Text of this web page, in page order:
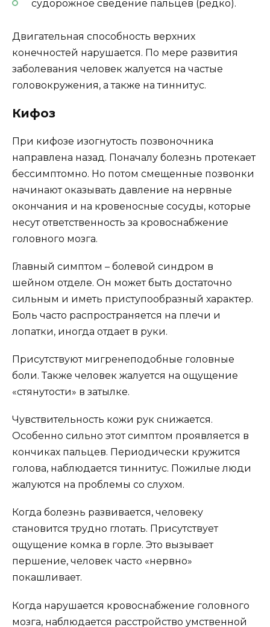
судорожное сведение пальцев (редко).
Двигательная способность верхних
конечностей нарушается. По мере развития
заболевания человек жалуется на частые
головокружения, а также на тиннитус.
Кифоз
При кифозе изогнутость позвоночника
направлена назад. Поначалу болезнь протекает
бессимптомно. Но потом смещенные позвонки
начинают оказывать давление на нервные
окончания и на кровеносные сосуды, которые
несут ответственность за кровоснабжение
головного мозга.
Главный симптом – болевой синдром в
шейном отделе. Он может быть достаточно
сильным и иметь приступообразный характер.
Боль часто распространяется на плечи и
лопатки, иногда отдает в руки.
Присутствуют мигренеподобные головные
боли. Также человек жалуется на ощущение
«стянутости» в затылке.
Чувствительность кожи рук снижается.
Особенно сильно этот симптом проявляется в
кончиках пальцев. Периодически кружится
голова, наблюдается тиннитус. Пожилые люди
жалуются на проблемы со слухом.
Когда болезнь развивается, человеку
становится трудно глотать. Присутствует
ощущение комка в горле. Это вызывает
першение, человек часто «нервно»
покашливает.
Когда нарушается кровоснабжение головного
мозга, наблюдается расстройство умственной